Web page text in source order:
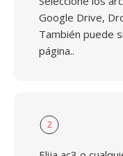
Google Drive,
También puede
página..
2